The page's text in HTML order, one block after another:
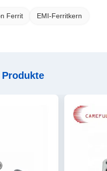
Ferrit EMI-Ferritkern